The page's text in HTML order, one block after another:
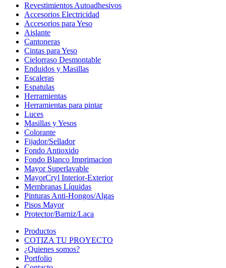
Revestimientos Autoadhesivos
Accesorios Electricidad
Accesorios para Yeso
Aislante
Cantoneras
Cintas para Yeso
Cielorraso Desmontable
Enduidos y Masillas
Escaleras
Espatulas
Herramientas
Herramientas para pintar
Luces
Masillas y Yesos
Colorante
Fijador/Sellador
Fondo Antioxido
Fondo Blanco Imprimacion
Mayor Superlavable
MayorCryl Interior-Exterior
Membranas Líquidas
Pinturas Anti-Hongos/Algas
Pisos Mayor
Protector/Barniz/Laca
Productos
COTIZA TU PROYECTO
¿Quienes somos?
Portfolio